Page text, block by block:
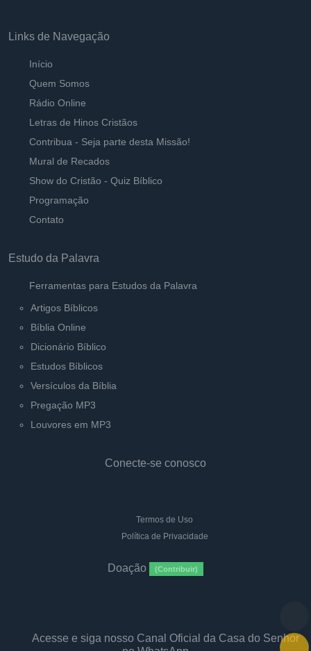
Links de Navegação
Início
Quem Somos
Rádio Online
Letras de Hinos Cristãos
Contribua - Seja parte desta Missão!
Mural de Recados
Show do Cristão - Quiz Bíblico
Programação
Contato
Estudo da Palavra
Ferramentas para Estudos da Palavra
Artigos Bíblicos
Bíblia Online
Dicionário Bíblico
Estudos Bíblicos
Versículos da Bíblia
Pregação MP3
Louvores em MP3
Conecte-se conosco
Termos de Uso
Política de Privacidade
Doação (Contribuir)
Acesse e siga nosso Canal Oficial da Casa do Senhor